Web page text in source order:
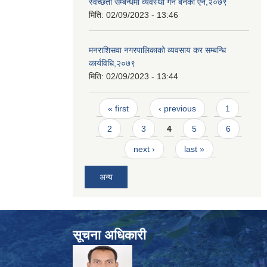
मिति: 02/09/2023 - 13:46
मनराशिसवा नगरपालिकाको व्यवसाय कर सम्बन्धि
कार्यविधि,२०७९
मिति: 02/09/2023 - 13:44
Pages
« first ‹ previous 1
2 3 4 5 6
next › last »
अन्य
सूचना अधिकारी